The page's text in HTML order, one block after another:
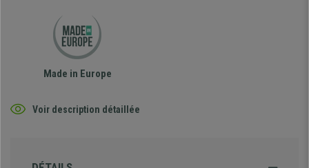
Made in Europe
Voir description détaillée